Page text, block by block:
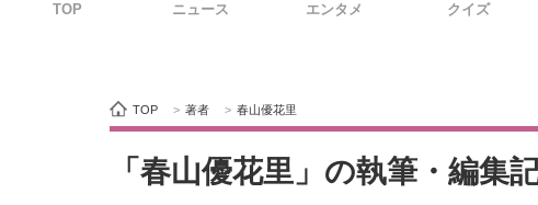
ビジネスと働き方のヒント AI活用のいまが
TOP ニュース エンタメ クイズ
TOP > 著者 > 春山優花里
「春山優花里」の執筆・編集